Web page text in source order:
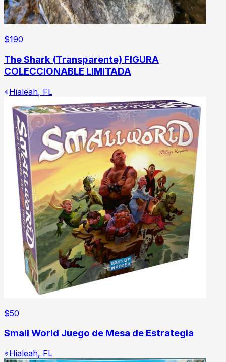
$190
The Shark (Transparente) FIGURA
COLECCIONABLE LIMITADA
Hialeah, FL
$50
Small World Juego de Mesa de Estrategia
Hialeah, FL